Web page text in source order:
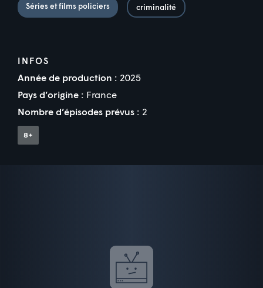
Séries et films policiers criminalité
INFOS
Année de production : 2025
Pays d’origine : France
Nombre d’épisodes prévus : 2